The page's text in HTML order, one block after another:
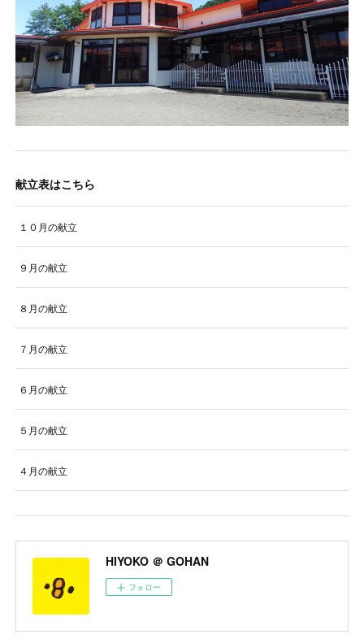
献立表はこちら
１０月の献立
９月の献立
８月の献立
７月の献立
６月の献立
５月の献立
４月の献立
HIYOKO ＠ GOHAN
フォロー